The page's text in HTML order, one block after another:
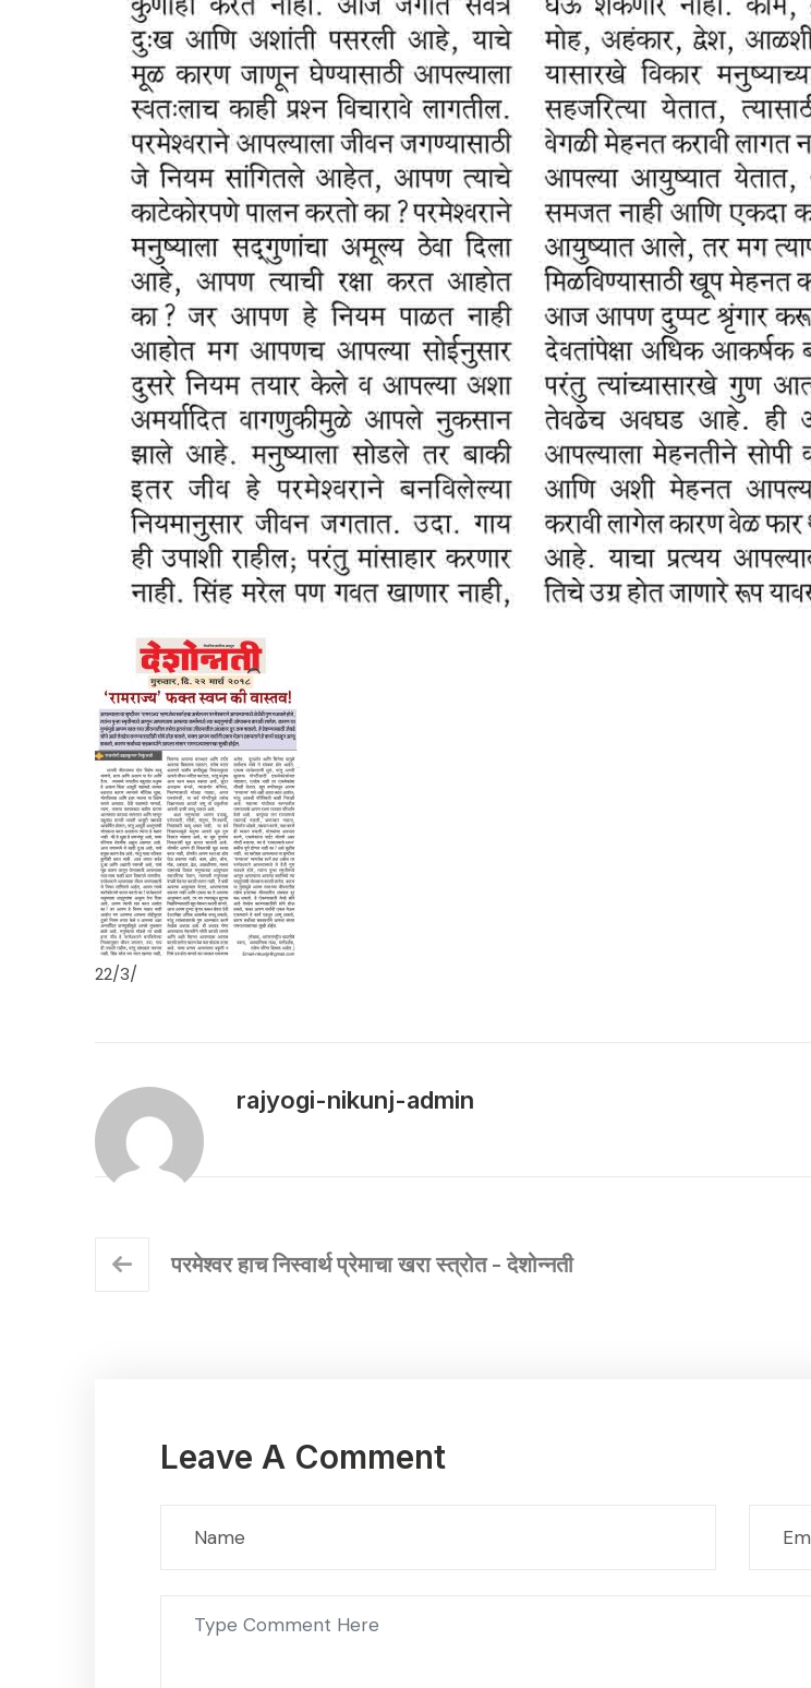
22/3/
rajyogi-nikunj-admin
परमेश्वर हाच निस्वार्थ प्रेमाचा खरा स्त्रोत - देशोन्नती
Leave A Comment